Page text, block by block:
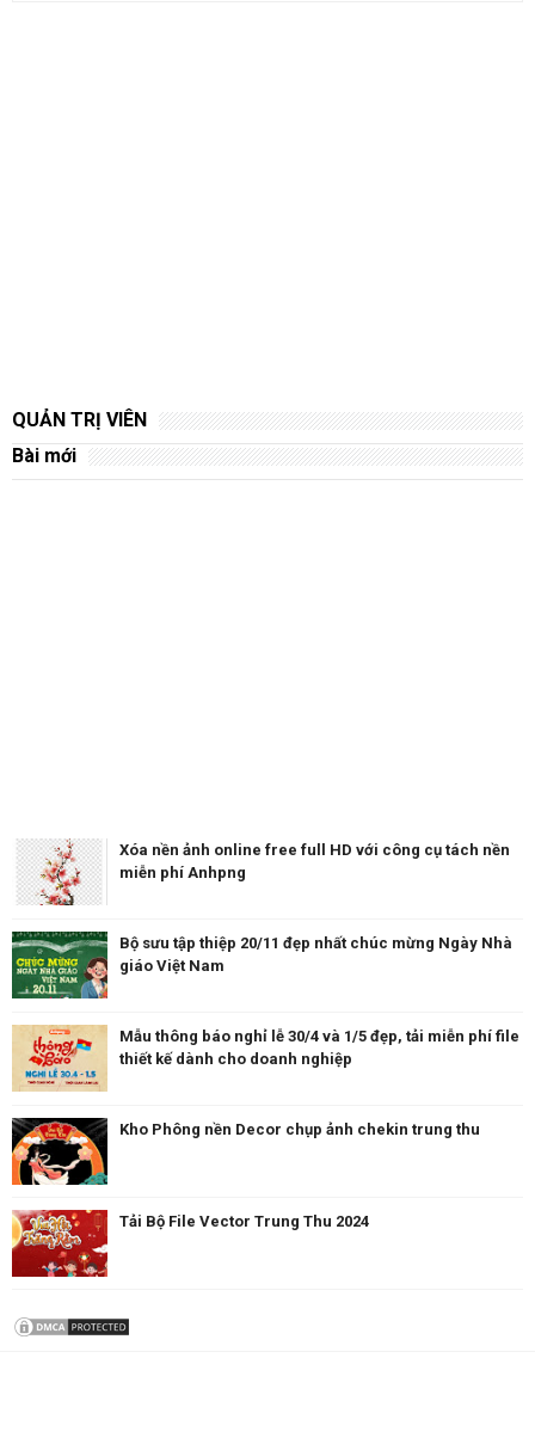
QUẢN TRỊ VIÊN
Bài mới
Xóa nền ảnh online free full HD với công cụ tách nền
miễn phí Anhpng
Bộ sưu tập thiệp 20/11 đẹp nhất chúc mừng Ngày Nhà
giáo Việt Nam
Mẫu thông báo nghỉ lễ 30/4 và 1/5 đẹp, tải miễn phí file
thiết kế dành cho doanh nghiệp
Kho Phông nền Decor chụp ảnh chekin trung thu
Tải Bộ File Vector Trung Thu 2024